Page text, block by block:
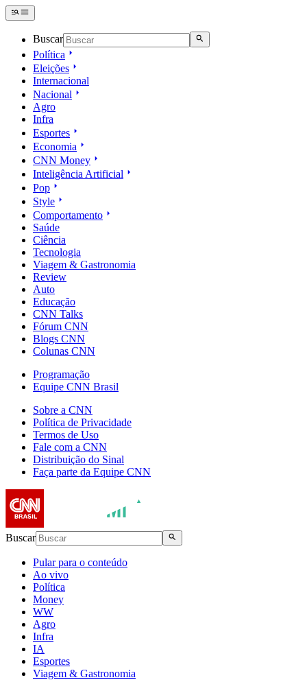
Buscar
Política
Eleições
Internacional
Nacional
Agro
Infra
Esportes
Economia
CNN Money
Inteligência Artificial
Pop
Style
Comportamento
Saúde
Ciência
Tecnologia
Viagem & Gastronomia
Review
Auto
Educação
CNN Talks
Fórum CNN
Blogs CNN
Colunas CNN
Programação
Equipe CNN Brasil
Sobre a CNN
Política de Privacidade
Termos de Uso
Fale com a CNN
Distribuição do Sinal
Faça parte da Equipe CNN
Buscar
Pular para o conteúdo
Ao vivo
Política
Money
WW
Agro
Infra
IA
Esportes
Viagem & Gastronomia